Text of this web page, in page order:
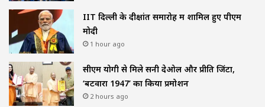
IIT दिल्ली के दीक्षांत समारोह में शामिल हुए पीएम
मोदी
1 hour ago
सीएम योगी से मिले सनी देओल और प्रीति जिंटा,
‘बटवारा 1947’ का किया प्रमोशन
2 hours ago